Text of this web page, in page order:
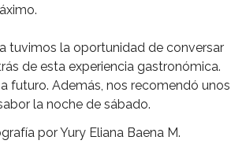
tuvimos la oportunidad de conversar
de esta experiencia gastronómica.
futuro. Además, nos recomendó unos
la noche de sábado.